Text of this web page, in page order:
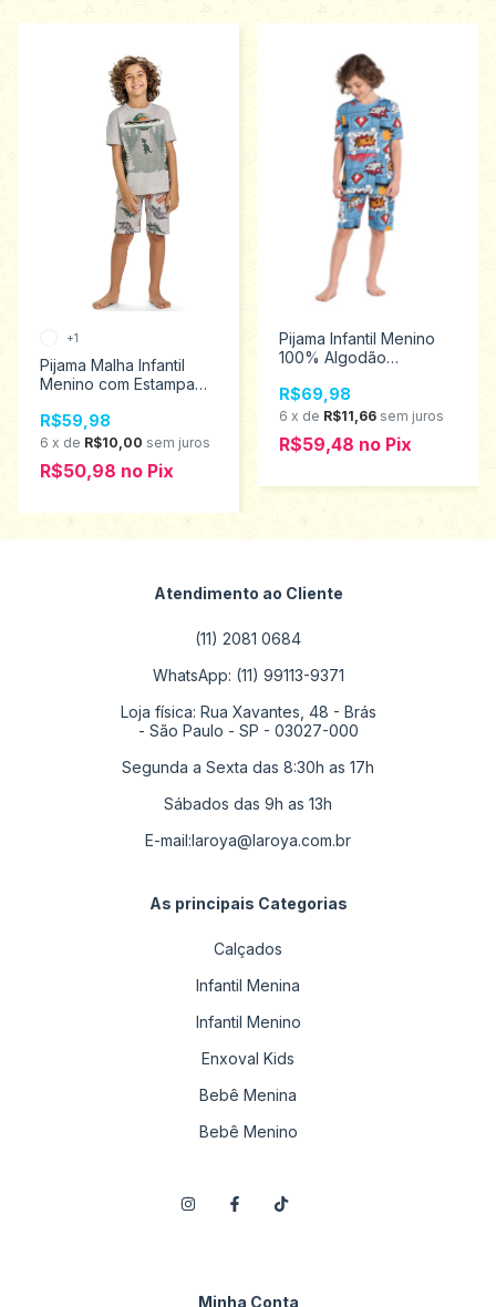
Pijama Malha Infantil
Menino com Estampa
Kyly Tamanhos 4 ao 8
1000658
R$59,98
6 x de R$10,00 sem juros
R$50,98 no Pix
+1
Pijama Infantil Menino
100% Algodão
Escuro Kyly Tamanhos
10ao 16 1000460
R$69,98
6 x de R$11,66 sem juros
R$59,48 no Pix
Atendimento ao Cliente
(11) 2081 0684
WhatsApp: (11) 99113-9371
Loja física: Rua Xavantes, 48 - Brás
- São Paulo - SP - 03027-000
Segunda a Sexta das 8:30h as 17h
Sábados das 9h as 13h
E-mail:laroya@laroya.com.br
As principais Categorias
Calçados
Infantil Menina
Infantil Menino
Enxoval Kids
Bebê Menina
Bebê Menino
Minha Conta